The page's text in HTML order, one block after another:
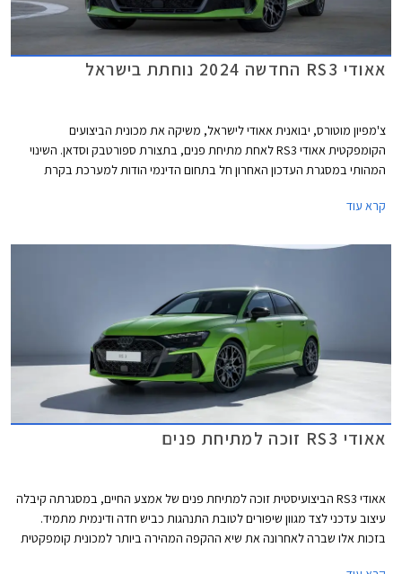
אאודי RS3 החדשה 2024 נוחתת בישראל
צ'מפיון מוטורס, יבואנית אאודי לישראל, משיקה את מכונית הביצועים
הקומפקטית אאודי RS3 לאחת מתיחת פנים, בתצורת ספורטבק וסדאן. השינוי
המהותי במסגרת העדכון האחרון חל בתחום הדינמי הודות למערכת בקרת
קרא עוד
אאודי RS3 זוכה למתיחת פנים
אאודי RS3 הביצועיסטית זוכה למתיחת פנים של אמצע החיים, במסגרתה קיבלה
עיצוב עדכני לצד מגוון שיפורים לטובת התנהגות כביש חדה ודינמית מתמיד.
בזכות אלו שברה לאחרונה את שיא ההקפה המהירה ביותר למכונית קומפקטית